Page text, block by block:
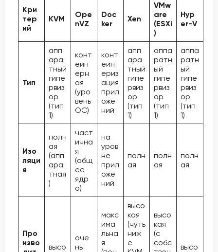
Кри
тер
ий
KVM
Ope
nVZ
Doc
ker
Xen
VMw
are
(ESXi
)
Hyp
er-V
Тип
апп
ара
тный
гипе
рвиз
ор
(тип
1)
конт
ейн
ерн
ая
(уро
вень
ОС)
конт
ейн
ериз
ация
прил
оже
ний
апп
ара
тный
гипе
рвиз
ор
(тип
1)
аппа
ратн
ый
гипе
рвиз
ор
(тип
1)
аппа
ратн
ый
гипе
рвиз
ор
(тип
1)
Изо
ляци
я
полн
ая
(апп
ара
тная
)
част
ична
я
(общ
ее
ядр
о)
на
уров
не
прил
оже
ний
полн
ая
полн
ая
полн
ая
Про
изво
высо
оче
нь
макс
има
льна
я
высо
кая
(чуть
ниж
е
высо
кая
(с
собс
высо